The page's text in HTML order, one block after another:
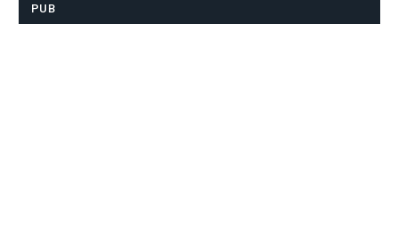
PUB